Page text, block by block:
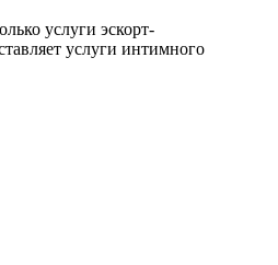
услуги эскорт-
услуги интимного